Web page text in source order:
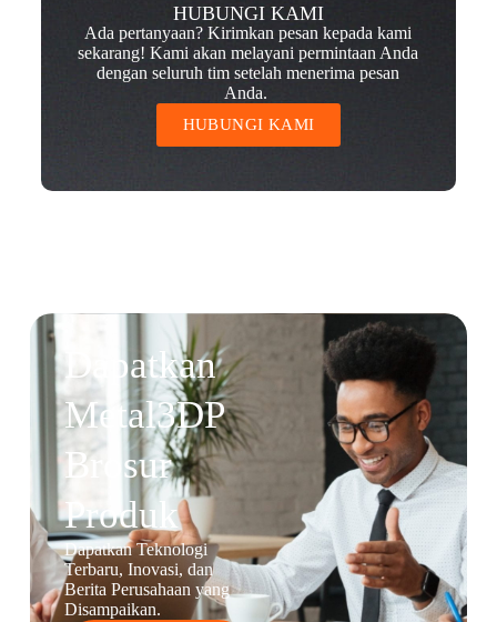
HUBUNGI KAMI
Ada pertanyaan? Kirimkan pesan kepada kami
sekarang! Kami akan melayani permintaan Anda
dengan seluruh tim setelah menerima pesan
Anda.
HUBUNGI KAMI
Dapatkan
Metal3DP
Brosur
Produk
Dapatkan Teknologi
Terbaru, Inovasi, dan
Berita Perusahaan yang
Disampaikan.